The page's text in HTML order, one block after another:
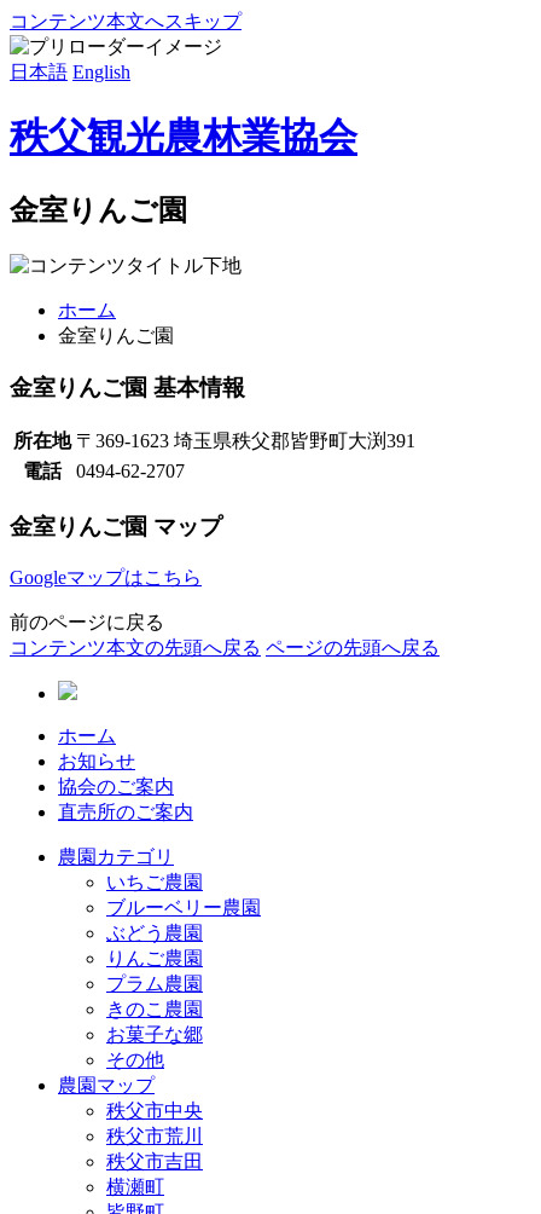
コンテンツ本文へスキップ
日本語 English
秩父観光農林業協会
金室りんご園
ホーム
金室りんご園
金室りんご園 基本情報
所在地 〒369-1623 埼玉県秩父郡皆野町大渕391
電話
0494-62-2707
金室りんご園 マップ
Googleマップはこちら
前のページに戻る
コンテンツ本文の先頭へ戻る ページの先頭へ戻る
ホーム
お知らせ
協会のご案内
直売所のご案内
農園カテゴリ
いちご農園
ブルーベリー農園
ぶどう農園
りんご農園
プラム農園
きのこ農園
お菓子な郷
その他
農園マップ
秩父市中央
秩父市荒川
秩父市吉田
横瀬町